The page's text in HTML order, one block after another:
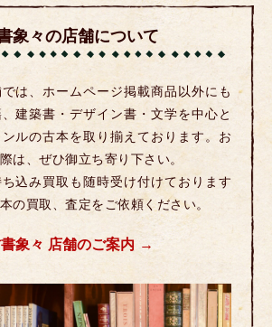
象々の店舗について
は、ホームページ掲載商品以外にも
建築書・デザイン書・文学を中心と
ルの古本を取り揃えております。お
は、ぜひ御立ち寄り下さい。
込み買取も随時受け付けております
の買取、査定をご依頼ください。
象々 店舗のご案内